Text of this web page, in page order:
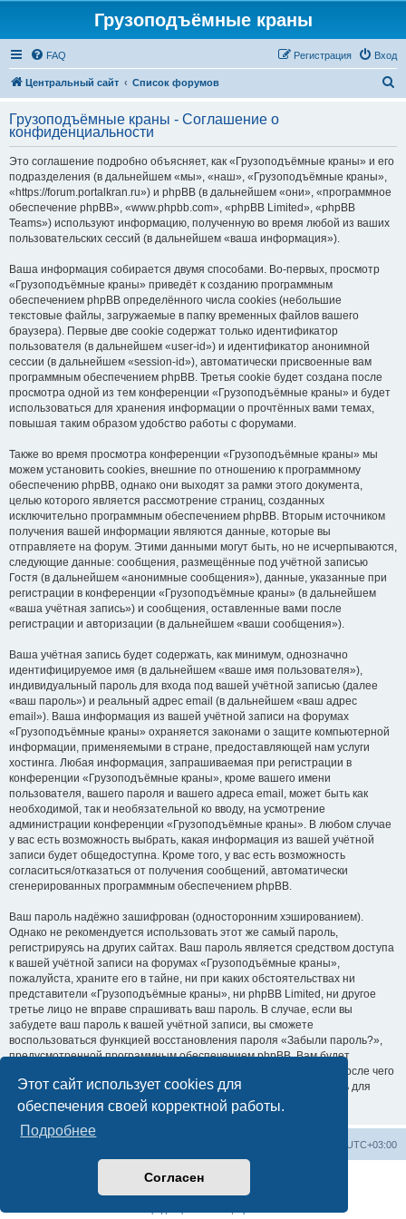
Этот сайт использует cookies для
обеспечения своей корректной работы.
Подробнее
Согласен
Грузоподъёмные краны
FAQ Вход
Регистрация
Центральный сайт Список форумов
с
Грузоподъёмные краны - Соглашение о
конфиденциальности
Это соглашение подробно объясняет, как «Грузоподъёмные краны» и его
подразделения (в дальнейшем «мы», «наш», «Грузоподъёмные краны»,
«https://forum.portalkran.ru») и phpBB (в дальнейшем «они», «программное
обеспечение phpBB», «www.phpbb.com», «phpBB Limited», «phpBB
Teams») используют информацию, полученную во время любой из ваших
пользовательских сессий (в дальнейшем «ваша информация»).
Ваша информация собирается двумя способами. Во-первых, просмотр
«Грузоподъёмные краны» приведёт к созданию программным
обеспечением phpBB определённого числа cookies (небольшие
текстовые файлы, загружаемые в папку временных файлов вашего
браузера). Первые две cookie содержат только идентификатор
пользователя (в дальнейшем «user-id») и идентификатор анонимной
сессии (в дальнейшем «session-id»), автоматически присвоенные вам
программным обеспечением phpBB. Третья cookie будет создана после
просмотра одной из тем конференции «Грузоподъёмные краны» и будет
использоваться для хранения информации о прочтённых вами темах,
повышая таким образом удобство работы с форумами.
Также во время просмотра конференции «Грузоподъёмные краны» мы
можем установить cookies, внешние по отношению к программному
обеспечению phpBB, однако они выходят за рамки этого документа,
целью которого является рассмотрение страниц, созданных
исключительно программным обеспечением phpBB. Вторым источником
получения вашей информации являются данные, которые вы
отправляете на форум. Этими данными могут быть, но не исчерпываются,
следующие данные: сообщения, размещённые под учётной записью
Гостя (в дальнейшем «анонимные сообщения»), данные, указанные при
регистрации в конференции «Грузоподъёмные краны» (в дальнейшем
«ваша учётная запись») и сообщения, оставленные вами после
регистрации и авторизации (в дальнейшем «ваши сообщения»).
Ваша учётная запись будет содержать, как минимум, однозначно
идентифицируемое имя (в дальнейшем «ваше имя пользователя»),
индивидуальный пароль для входа под вашей учётной записью (далее
«ваш пароль») и реальный адрес email (в дальнейшем «ваш адрес
email»). Ваша информация из вашей учётной записи на форумах
«Грузоподъёмные краны» охраняется законами о защите компьютерной
информации, применяемыми в стране, предоставляющей нам услуги
хостинга. Любая информация, запрашиваемая при регистрации в
конференции «Грузоподъёмные краны», кроме вашего имени
пользователя, вашего пароля и вашего адреса email, может быть как
необходимой, так и необязательной ко вводу, на усмотрение
администрации конференции «Грузоподъёмные краны». В любом случае
у вас есть возможность выбрать, какая информация из вашей учётной
записи будет общедоступна. Кроме того, у вас есть возможность
согласиться/отказаться от получения сообщений, автоматически
сгенерированных программным обеспечением phpBB.
Ваш пароль надёжно зашифрован (односторонним хэшированием).
Однако не рекомендуется использовать этот же самый пароль,
регистрируясь на других сайтах. Ваш пароль является средством доступа
к вашей учётной записи на форумах «Грузоподъёмные краны»,
пожалуйста, храните его в тайне, ни при каких обстоятельствах ни
представители «Грузоподъёмные краны», ни phpBB Limited, ни другое
третье лицо не вправе спрашивать ваш пароль. В случае, если вы
забудете ваш пароль к вашей учётной записи, вы сможете
воспользоваться функцией восстановления пароля «Забыли пароль?»,
предусмотренной программным обеспечением phpBB. Вам будет
необходимо ввести ваше имя пользователя и ваш адрес email, после чего
программное обеспечение phpBB сгенерирует вам новый пароль для
вашей учётной записи.
UTC+03:00
Создано на основеphpBB® Forum Software © phpBB Limited
Русская поддержка phpBB